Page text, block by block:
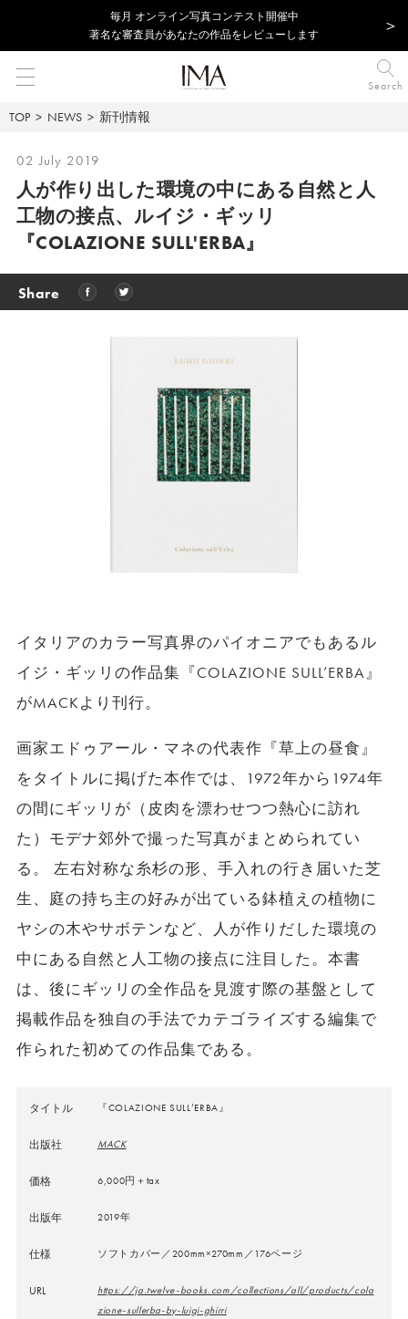
毎⽉ オンライン写真コンテスト開催中
著名な審査員があなたの作品をレビューします
Search
TOP NEWS 新刊情報
02 July 2019
人が作り出した環境の中にある自然と人
工物の接点、ルイジ・ギッリ
『COLAZIONE SULL'ERBA』
Share
イタリアのカラー写真界のパイオニアでもあるル
イジ・ギッリの作品集『COLAZIONE SULL’ERBA』
がMACKより刊行。
画家エドゥアール・マネの代表作『草上の昼食』
をタイトルに掲げた本作では、
1972年から 1974年
の間にギッリが（皮肉を漂わせつつ熱心に訪れ
た）モデナ郊外で撮った写真がまとめられてい
る。 左右対称な糸杉の形、手入れの行き届いた芝
生、庭の持ち主の好みが出ている鉢植えの植物に
ヤシの木やサボテンなど、人が作りだした環境の
中にある自然と人工物の接点に注目した。本書
は、後にギッリの全作品を見渡す際の基盤として
掲載作品を独自の手法でカテゴライズする編集で
作られた初めての作品集である。
タイトル 『COLAZIONE SULL’ERBA』
出版社 MACK
価格 6,000円＋tax
出版年 2019年
仕様 ソフトカバー／200mm×270mm／176ページ
URL
https://ja.twelve-books.com/collections/all/products/cola
zione-sullerba-by-luigi-ghirri